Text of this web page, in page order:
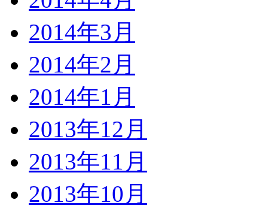
2014年3月
2014年2月
2014年1月
2013年12月
2013年11月
2013年10月